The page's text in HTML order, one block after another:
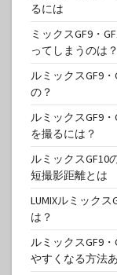
るには
ミックスGF9・
ってしまうのは？
ルミックスGF9
の？
ルミックスGF9
を撮るには？
ルミックスGF10
短撮影距離とは
LUMIXルミック
は？
ルミックスGF9
やすくなる方法